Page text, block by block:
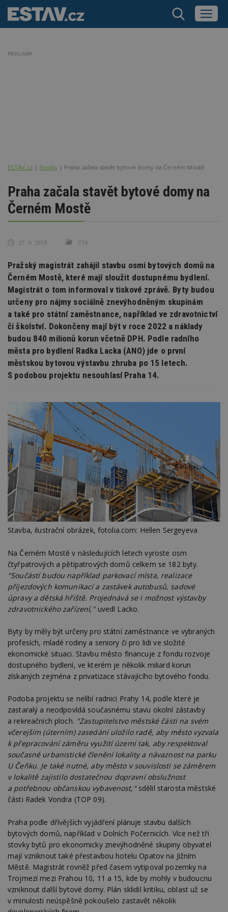
REKLAMA
ESTAV.cz Reality Praha začala stavět bytové domy na Černém Mostě
Praha začala stavět bytové domy na
Černém Mostě
27. 9. 2018 ČTK
Pražský magistrát zahájil stavbu osmi bytových domů na
Černém Mostě, které mají sloužit dostupnému bydlení.
Magistrát o tom informoval v tiskové zprávě. Byty budou
určeny pro nájmy sociálně znevýhodněným skupinám
a také pro státní zaměstnance, například ve zdravotnictví
či školství. Dokončeny mají být v roce 2022 a náklady
budou 840 milionů korun včetně DPH. Podle radního
města pro bydlení Radka Lacka (ANO) jde o první
městskou bytovou výstavbu zhruba po 15 letech.
S podobou projektu nesouhlasí Praha 14.
Stavba, ilustrační obrázek, fotolia.com: Hellen Sergeyeva
Na Černém Mostě v následujících letech vyroste osm
čtyřpatrových a pětipatrových domů celkem se 182 byty.
"Součástí budou například parkovací místa, realizace
příjezdových komunikací a zastávek autobusů, sadové
úpravy a dětská hřiště. Projednává se i možnost výstavby
zdravotnického zařízení,"uvedl Lacko.
Byty by měly být určeny pro státní zaměstnance ve vybraných
profesích, mladé rodiny a seniory či pro lidi ve složité
ekonomické situaci. Stavbu město financuje z fondu rozvoje
dostupného bydlení, ve kterém je několik miliard korun
získaných zejména z privatizace stávajícího bytového fondu.
Podoba projektu se nelíbí radnici Prahy 14, podle které je
zastaralý a neodpovídá současnému stavu okolní zástavby
a rekreačních ploch. "Zastupitelstvo městské části na svém
včerejším (úterním) zasedání uložilo radě, aby město vyzvala
k přepracování záměru využití území tak, aby respektoval
současné urbanistické členění lokality a návaznost na parku
U Čeňku. Je také nutné, aby město v souvislosti se záměrem
v lokalitě zajistilo dostatečnou dopravní obslužnost
a potřebnou občanskou vybavenost,"sdělil starosta městské
části Radek Vondra (TOP 09).
Praha podle dřívějších vyjádření plánuje stavbu dalších
bytových domů, například v Dolních Počernicích. Více než tři
stovky bytů pro ekonomicky znevýhodněné skupiny obyvatel
mají vzniknout také přestavbou hotelu Opatov na Jižním
Městě. Magistrát rovněž před časem vytipoval pozemky na
Trojmezí mezi Prahou 10, 11 a 15, kde by mohly v budoucnu
vzniknout další bytové domy. Plán sklidil kritiku, oblast už se
v minulosti neúspěšně pokoušelo zastavět několik